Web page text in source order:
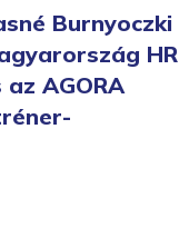
Burnyoczki
HR
AGORA